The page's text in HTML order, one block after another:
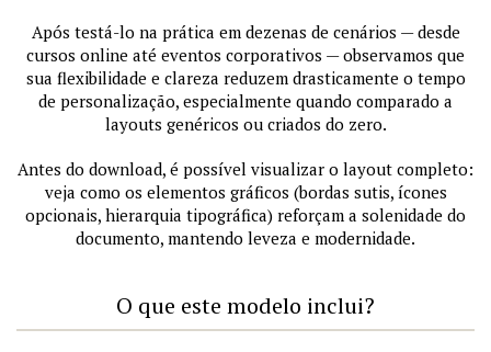
Após testá-lo na prática em dezenas de cenários — desde
cursos online até eventos corporativos — observamos que
sua flexibilidade e clareza reduzem drasticamente o tempo
de personalização, especialmente quando comparado a
layouts genéricos ou criados do zero.
Antes do download, é possível visualizar o layout completo:
veja como os elementos gráficos (bordas sutis, ícones
opcionais, hierarquia tipográfica) reforçam a solenidade do
documento, mantendo leveza e modernidade.
O que este modelo inclui?